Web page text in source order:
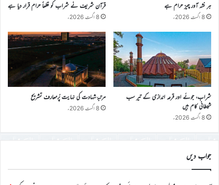
ہر نشہ آور چیز حرام ہے
8 اگست 2026ء
قرآن شریف نے شراب کو قطعاً حرام قرار دیا ہے
8 اگست 2026ء
شراب، جوئے اور قرعہ اندازی کے تیر سب
شیطانی کام ہیں
8 اگست 2026ء
مرتبۂ شہادت کی نہایت پُرمعارف تشریح
8 اگست 2026ء
جواب دیں